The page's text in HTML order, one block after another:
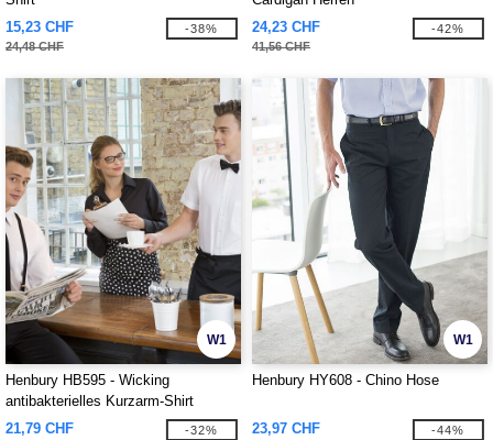
15,23 CHF
24,48 CHF
-38%
24,23 CHF
41,56 CHF
-42%
W1
Henbury HB595 - Wicking
antibakterielles Kurzarm-Shirt
21,79 CHF
-32%
W1
Henbury HY608 - Chino Hose
23,97 CHF -44%